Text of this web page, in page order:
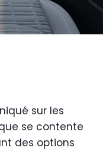
sur les
se contente
des options